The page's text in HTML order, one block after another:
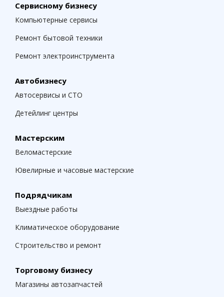
Сервисному бизнесу
Компьютерные сервисы
Ремонт бытовой техники
Ремонт электроинструмента
Автобизнесу
Автосервисы и СТО
Детейлинг центры
Мастерским
Веломастерские
Ювелирные и часовые мастерские
Подрядчикам
Выездные работы
Климатическое оборудование
Строительство и ремонт
Торговому бизнесу
Магазины автозапчастей